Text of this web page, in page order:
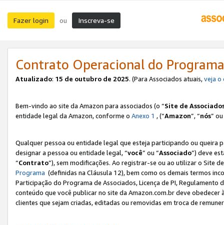
Fazer login ou Inscreva-se
Contrato Operacional do
Atualizado: 15 de outubro de 2025. (Para Associados atuais,veja o
Bem-vindo ao site da Amazon para associados (o “Site de
entidade legal da Amazon, conforme o Anexo 1 , (“Amazon”, “nós”
Qualquer pessoa ou entidade legal que esteja participando ou queira
designar a pessoa ou entidade legal, “você” ou “Associado”) deve
“Contrato”), sem modificações. Ao registrar-se ou ao utilizar o Site
Programa (definidas na Cláusula 12), bem como os demais termos
Participação do Programa de Associados, Licença de PI,
conteúdo que você publicar no site da Amazon.com.br deve
clientes que sejam criadas, editadas ou removidas em troca de